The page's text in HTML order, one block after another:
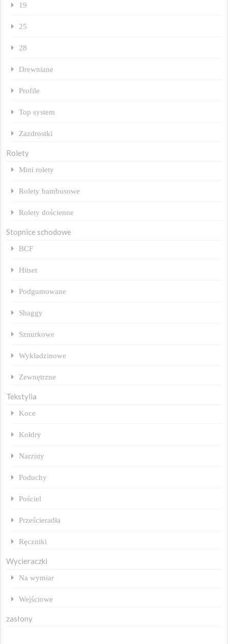
19
25
28
Drewniane
Profile
Top system
Zazdrostki
Rolety
Mini rolety
Rolety bambusowe
Rolety dościenne
Stopnice schodowe
BCF
Hitset
Podgumowane
Shaggy
Sznurkowe
Wykładzinowe
Zewnętrzne
Tekstylia
Koce
Kołdry
Narzuty
Poduchy
Pościel
Prześcieradła
Ręczniki
Wycieraczki
Na wymiar
Wejściowe
zasłony